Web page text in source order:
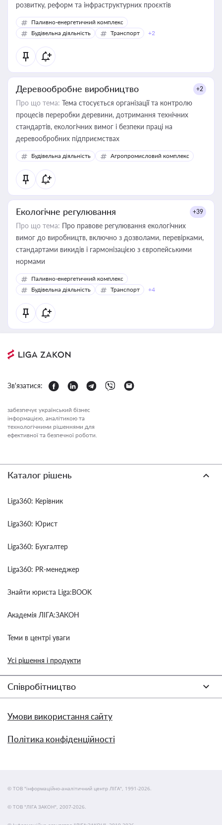
розвитку, реформ та інфраструктурних проєктів
Паливно-енергетичний комплекс
Будівельна діяльність
Транспорт +2
Деревообробне виробництво +2
Про що тема: Тема стосується організації та контролю
процесів переробки деревини, дотримання технічних
стандартів, екологічних вимог і безпеки праці на
деревообробних підприємствах
Будівельна діяльність Агропромисловий комплекс
Екологічне регулювання +39
Про що тема: Про правове регулювання екологічних
вимог до виробництв, включно з дозволами, перевірками,
стандартами викидів і гармонізацією з європейськими
нормами
Паливно-енергетичний комплекс
Будівельна діяльність
Транспорт +4
Зв'язатися:
забезпечує український бізнес
інформацією, аналітикою та
технологічними рішеннями для
ефективної та безпечної роботи.
Каталог рішень
Liga360: Керівник
Liga360: Юрист
Liga360: Бухгалтер
Liga360: PR-менеджер
Знайти юриста Liga:BOOK
Академія ЛІГА:ЗАКОН
Теми в центрі уваги
Усі рішення і продукти
Співробітництво
Умови використання сайту
Політика конфіденційності
© ТОВ "інформаційно-аналітичний центр ЛІГА", 1991-2026.
© ТОВ "ЛІГА ЗАКОН", 2007-2026.